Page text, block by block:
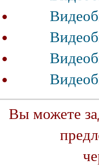
Вы можете